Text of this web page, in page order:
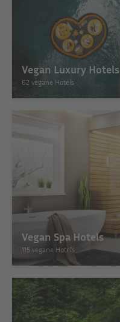
Vegan Luxury Hotels
62 vegane Hotels
Vegan Spa Hotels
115 vegane Hotels